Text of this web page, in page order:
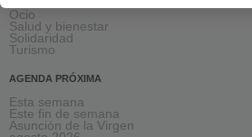
Ocio
Salud y bienestar
Solidaridad
Turismo
AGENDA PRÓXIMA
Esta semana
Este fin de semana
Asunción de la Virgen